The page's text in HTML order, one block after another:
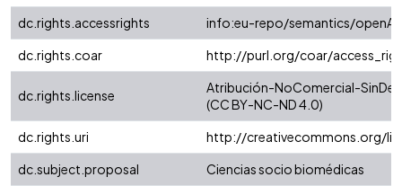
dc.rights.accessrights
info:eu-repo/semantics/
dc.rights.coar
http://purl.org/coar/
dc.rights.license
Atribución-NoComercial-
(CC BY-NC-ND 4.0)
dc.rights.uri
http://creativecommons.org/
dc.subject.proposal
Ciencias socio biomédicas